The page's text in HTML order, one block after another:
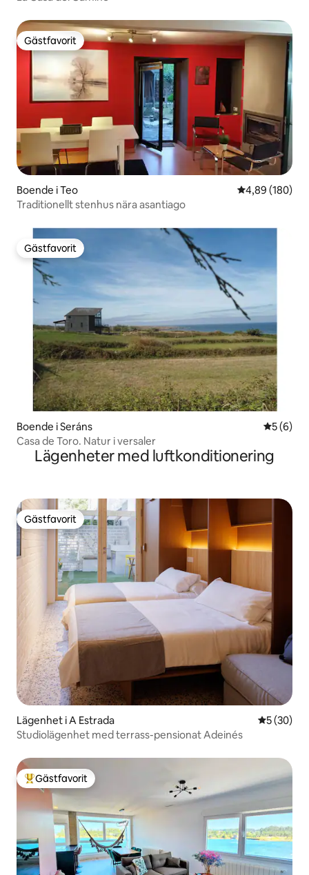
Gästfavorit
Gästfavorit
Boende i Teo 4,89 av 5 i
4,89 (180)
Traditionellt stenhus nära asantiago
Gästfavorit
Gästfavorit
Boende i Seráns 5 av 5 i
5 (6)
Casa de Toro. Natur i versaler
Lägenheter med luftkonditionering
Gästfavorit
Gästfavorit
Lägenhet i A Estrada 5 av 5 i
5 (30)
Studiolägenhet med terrass-pensionat Adeinés
Populär gästfavorit
Gästfavorit